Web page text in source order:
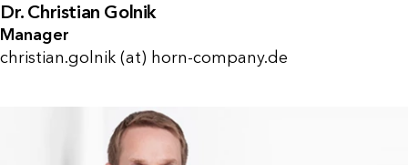
Dr. Christian Golnik
Manager
christian.golnik (at) horn-company.de